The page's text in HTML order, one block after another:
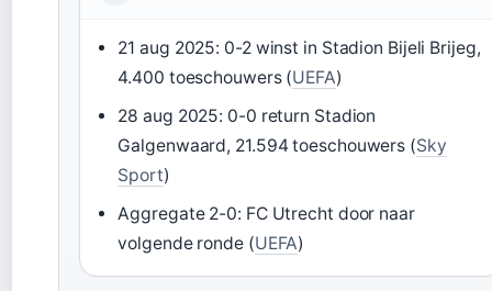
21 aug 2025: 0-2 winst in Stadion Bijeli Brijeg,
4.400 toeschouwers (UEFA)
28 aug 2025: 0-0 return Stadion
Galgenwaard, 21.594 toeschouwers (Sky
Sport)
Aggregate 2-0: FC Utrecht door naar
volgende ronde (UEFA)